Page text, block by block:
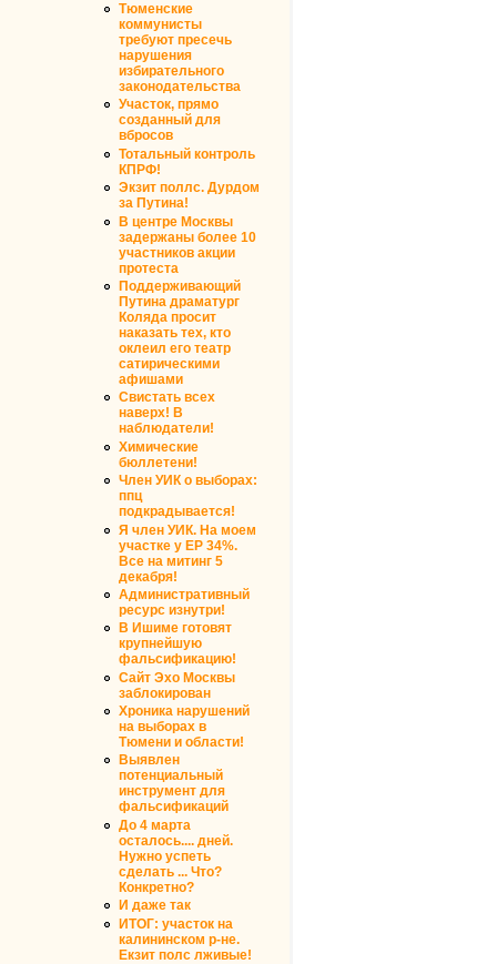
Тюменские
коммунисты
требуют пресечь
нарушения
избирательного
законодательства
Участок, прямо
созданный для
вбросов
Тотальный контроль
КПРФ!
Экзит поллс. Дурдом
за Путина!
В центре Москвы
задержаны более 10
участников акции
протеста
Поддерживающий
Путина драматург
Коляда просит
наказать тех, кто
оклеил его театр
сатирическими
афишами
Свистать всех
наверх! В
наблюдатели!
Химические
бюллетени!
Член УИК о выборах:
ппц
подкрадывается!
Я член УИК. На моем
участке у ЕР 34%.
Все на митинг 5
декабря!
Административный
ресурс изнутри!
В Ишиме готовят
крупнейшую
фальсификацию!
Сайт Эхо Москвы
заблокирован
Хроника нарушений
на выборах в
Тюмени и области!
Выявлен
потенциальный
инструмент для
фальсификаций
До 4 марта
осталось.... дней.
Нужно успеть
сделать ... Что?
Конкретно?
И даже так
ИТОГ: участок на
калининском р-не.
Екзит полс лживые!